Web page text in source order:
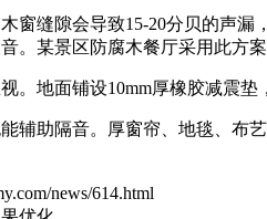
缝隙会导致15-20分贝的声漏
。某景区防腐木餐厅采用此方
地面铺设10mm厚橡胶减震垫
助隔音。厚窗帘、地毯、布艺
news/614.html